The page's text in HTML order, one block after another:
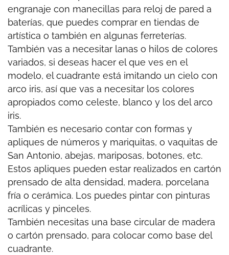
engranaje con manecillas para reloj de pared a
baterías, que puedes comprar en tiendas de
artística o también en algunas ferreterías.
También vas a necesitar lanas o hilos de colores
variados, si deseas hacer el que ves en el
modelo, el cuadrante está imitando un cielo con
arco iris, así que vas a necesitar los colores
apropiados como celeste, blanco y los del arco
iris.
También es necesario contar con formas y
apliques de números y mariquitas, o vaquitas de
San Antonio, abejas, mariposas, botones, etc.
Estos apliques pueden estar realizados en cartón
prensado de alta densidad, madera, porcelana
fría o cerámica. Los puedes pintar con pinturas
acrílicas y pinceles.
También necesitas una base circular de madera
o cartón prensado, para colocar como base del
cuadrante.